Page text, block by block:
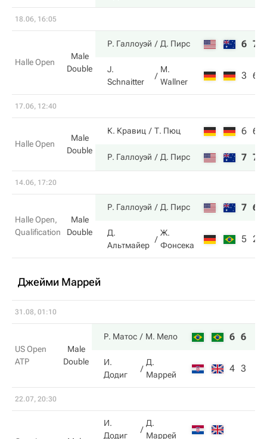
18.06, 16:05
Halle Open
Male
Double
Р. Галлоуэй Д. Пирс 6 7
J.
Schnaitter
M.
Wallner
3 6
17.06, 12:40
Halle Open
Male
Double
К. Кравиц Т. Пюц 6 6
Р. Галлоуэй Д. Пирс 7 7
14.06, 17:20
Halle Open,
Qualification
Male
Double
Р. Галлоуэй Д. Пирс 7 6
Д.
Альтмайер
Ж.
Фонсека
5 2
Джейми Маррей
31.08, 01:10
US Open
ATP
Male
Double
Р. Матос М. Мело 6 6
И.
Додиг
Д.
Маррей
4 3
22.07, 20:30
И.
Додиг
Д.
Маррей